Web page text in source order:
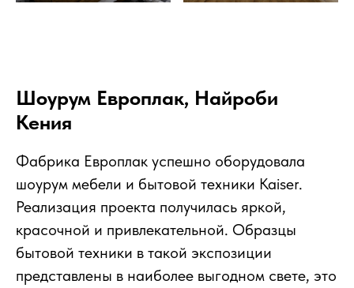
Шоурум Европлак, Найроби
Кения
Фабрика Европлак успешно оборудовала
шоурум мебели и бытовой техники Kaiser.
Реализация проекта получилась яркой,
красочной и привлекательной. Образцы
бытовой техники в такой экспозиции
представлены в наиболее выгодном свете, это